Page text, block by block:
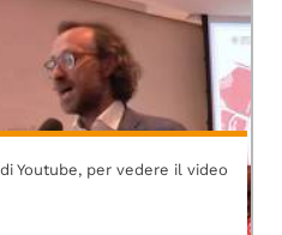
Youtube, per vedere il video